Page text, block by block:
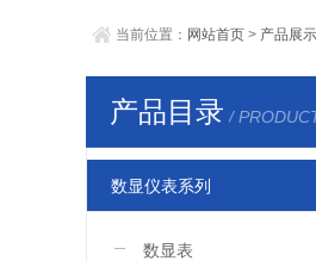
当前位置： 网站首页 > 产品展示
产品目录 /
数显仪表系列
数显表